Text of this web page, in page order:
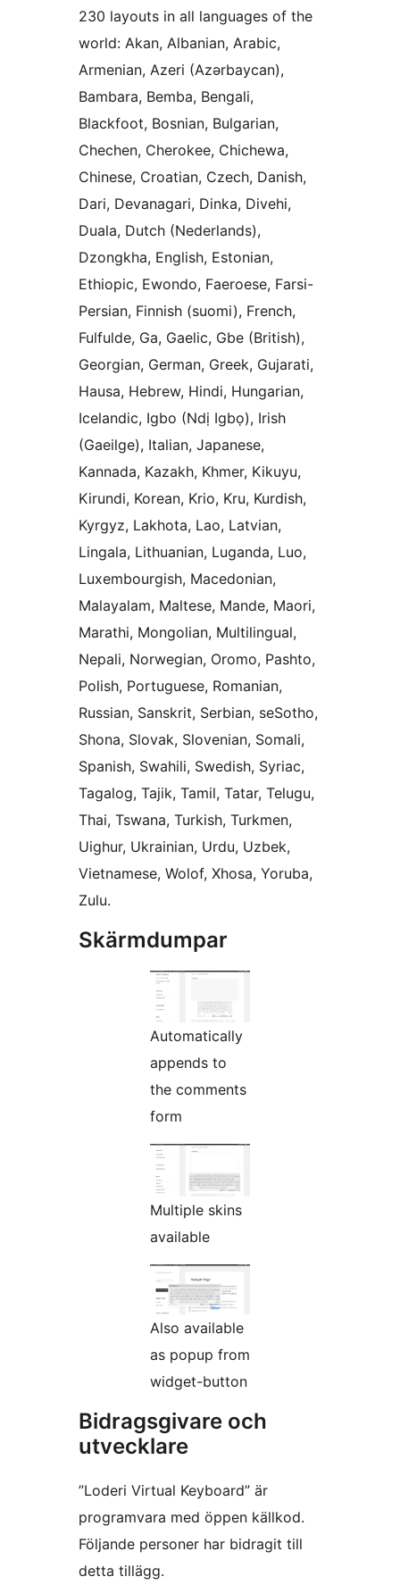
230 layouts in all languages of the
world: Akan, Albanian, Arabic,
Armenian, Azeri (Azərbaycan),
Bambara, Bemba, Bengali,
Blackfoot, Bosnian, Bulgarian,
Chechen, Cherokee, Chichewa,
Chinese, Croatian, Czech, Danish,
Dari, Devanagari, Dinka, Divehi,
Duala, Dutch (Nederlands),
Dzongkha, English, Estonian,
Ethiopic, Ewondo, Faeroese, Farsi-
Persian, Finnish (suomi), French,
Fulfulde, Ga, Gaelic, Gbe (British),
Georgian, German, Greek, Gujarati,
Hausa, Hebrew, Hindi, Hungarian,
Icelandic, Igbo (Ndị Igbọ), Irish
(Gaeilge), Italian, Japanese,
Kannada, Kazakh, Khmer, Kikuyu,
Kirundi, Korean, Krio, Kru, Kurdish,
Kyrgyz, Lakhota, Lao, Latvian,
Lingala, Lithuanian, Luganda, Luo,
Luxembourgish, Macedonian,
Malayalam, Maltese, Mande, Maori,
Marathi, Mongolian, Multilingual,
Nepali, Norwegian, Oromo, Pashto,
Polish, Portuguese, Romanian,
Russian, Sanskrit, Serbian, seSotho,
Shona, Slovak, Slovenian, Somali,
Spanish, Swahili, Swedish, Syriac,
Tagalog, Tajik, Tamil, Tatar, Telugu,
Thai, Tswana, Turkish, Turkmen,
Uighur, Ukrainian, Urdu, Uzbek,
Vietnamese, Wolof, Xhosa, Yoruba,
Zulu.
Skärmdumpar
Automatically
appends to
the comments
form
Multiple skins
available
Also available
as popup from
widget-button
Bidragsgivare och
utvecklare
”Loderi Virtual Keyboard” är
programvara med öppen källkod.
Följande personer har bidragit till
detta tillägg.